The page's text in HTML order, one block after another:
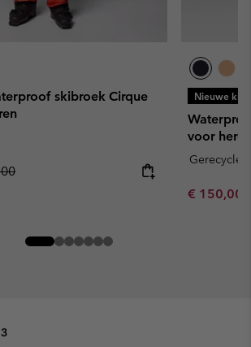
skibroek Cirque
price:
Nieuwe
voor heren
Minimum
€ 150,00